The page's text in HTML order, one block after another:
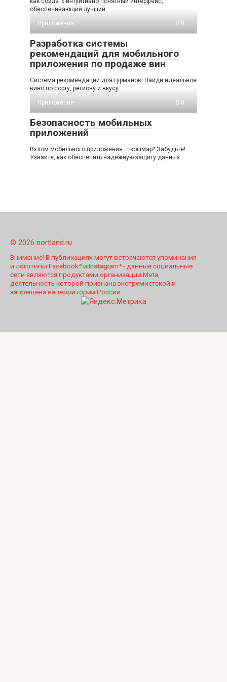
обеспечивающий лучший
Приложения
0
Разработка системы
рекомендаций для мобильного
приложения по продаже вин
Система рекомендаций для гурманов! Найди идеальное
вино по сорту, региону и вкусу.
Приложения
0
Безопасность мобильных
приложений
Взлом мобильного приложения — кошмар? Забудьте!
Узнайте, как обеспечить надежную защиту данных
© 2026 nortland.ru
Внимание! В публикациях могут встречаются упоминания
и логотипы Facebook* и Instagram* - данные социальные
сети являются продуктами организации Meta,
деятельность которой признана экстремистской и
запрещена на территории России